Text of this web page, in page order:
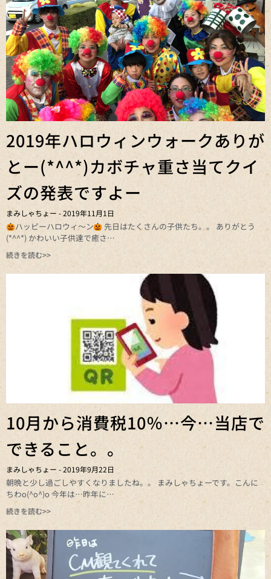
2019年ハロウィンウォークありが
とー(*^^*)カボチャ重さ当てクイ
ズの発表ですよー
まみしゃちょー 2019年11月1日
ハッピーハロウィ～ン
先日はたくさんの子供たち。。 ありがとう
(*^^*) かわいい子供達で癒さ
続きを読む>>
10月から消費税10％…今…当店で
できること。。
まみしゃちょー 2019年9月22日
朝晩と少し過ごしやすくなりましたね。。 まみしゃちょーです。こんに
ちわo(^o^)o 今年は…昨年に
続きを読む>>